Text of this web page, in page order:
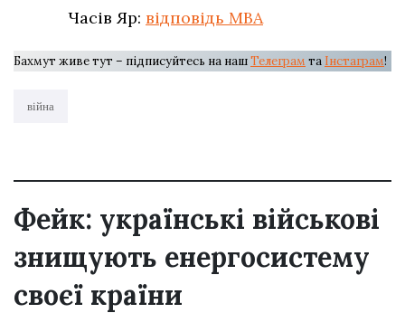
Часів Яр: відповідь МВА
Бахмут живе тут – підписуйтесь на нашТелеграм та Інстаграм!
війна
Фейк: українські військові
знищують енергосистему
своєї країни